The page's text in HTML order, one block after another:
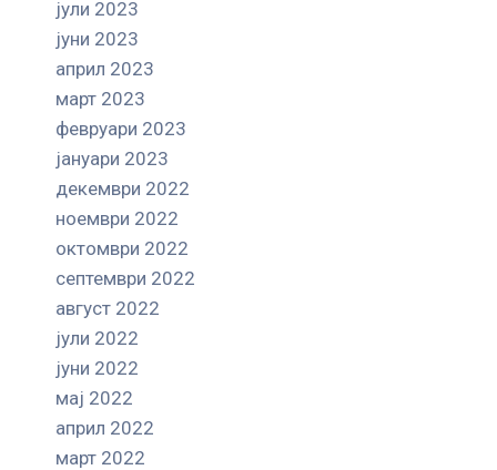
јули 2023
јуни 2023
април 2023
март 2023
февруари 2023
јануари 2023
декември 2022
ноември 2022
октомври 2022
септември 2022
август 2022
јули 2022
јуни 2022
мај 2022
април 2022
март 2022